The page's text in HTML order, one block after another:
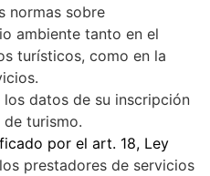
normas sobre
ambiente tanto en el
turísticos, como en la
datos de su inscripción
turismo.
por el art. 18, Ley
prestadores de servicios